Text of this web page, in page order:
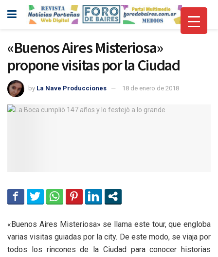
«Buenos Aires Misteriosa»
propone visitas por la Ciudad
by La Nave Producciones 18 de enero de 2018
«Buenos Aires Misteriosa» se llama este tour, que engloba
varias visitas guiadas por la city. De este modo, se viaja por
todos los rincones de la Ciudad para conocer historias